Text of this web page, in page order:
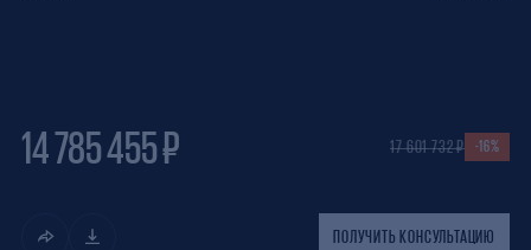
14 785 455 ₽ 17 601 732 ₽ -16%
ПОЛУЧИТЬ КОНСУЛЬТАЦИЮ